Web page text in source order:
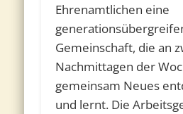
Ehrenamtlichen eine
Gemeinschaft, die an
Nachmittagen der
gemeinsam Neues
und lernt. Die